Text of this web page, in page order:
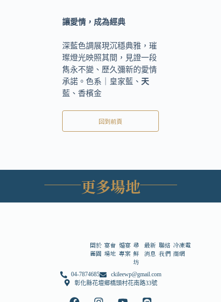
讓愛情，成為經典
深藍色調展現沉穩典雅，璀
璨燈光映照其間，見證一段
雋永不變、歷久彌新的愛情
承諾。色系｜皇家藍、 天
藍、香檳金
回到前頁
更多場地
關於
麗園
宴會
場地
婚宴
專案
尋
鮮
坊
最新
消息
聯絡
我們
冷凍電
商網
04-7874685
ckileewp@gmail.com
彰化縣花壇鄉橋頭村花南路33號